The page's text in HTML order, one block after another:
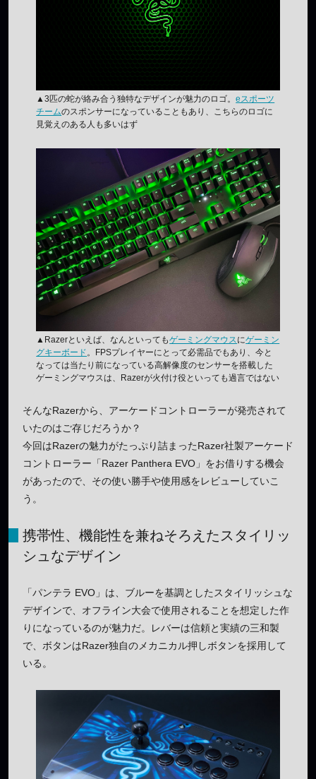
▲3匹の蛇が絡み合う独特なデザインが魅力のロゴ。eスポーツ
チームのスポンサーになっていることもあり、こちらのロゴに
見覚えのある人も多いはず
▲Razerといえば、なんといってもゲーミングマウスにゲーミン
グキーボード。FPSプレイヤーにとって必需品でもあり、今と
なっては当たり前になっている高解像度のセンサーを搭載した
ゲーミングマウスは、Razerが火付け役といっても過言ではない
そんなRazerから、アーケードコントローラーが発売されて
いたのはご存じだろうか？
今回はRazerの魅力がたっぷり詰まったRazer社製アーケード
コントローラー「Razer Panthera EVO」をお借りする機会
があったので、その使い勝手や使用感をレビューしていこ
う。
携帯性、機能性を兼ねそろえたスタイリッ
シュなデザイン
「パンテラ EVO」は、ブルーを基調としたスタイリッシュな
デザインで、オフライン大会で使用されることを想定した作
りになっているのが魅力だ。レバーは信頼と実績の三和製
で、ボタンはRazer独自のメカニカル押しボタンを採用して
いる。